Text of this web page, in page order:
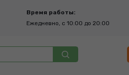
Время работы:
Ежедневно, с 10:00 до 20:00